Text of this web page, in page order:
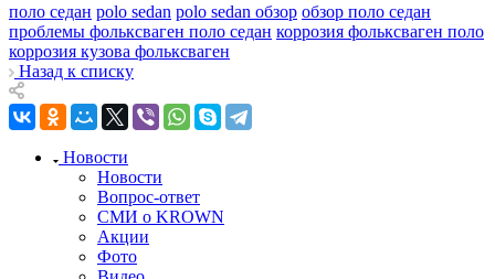
поло седан polo sedan polo sedan обзор обзор поло седан
проблемы фольксваген поло седан коррозия фольксваген поло
коррозия кузова фольксваген
Назад к списку
Новости
Новости
Вопрос-ответ
СМИ о KROWN
Акции
Фото